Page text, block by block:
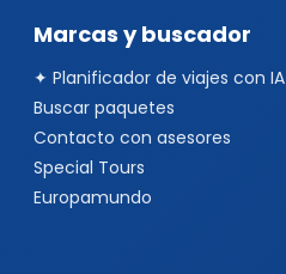
Marcas y buscador
✦ Planificador de viajes con IA
Buscar paquetes
Contacto con asesores
Special Tours
Europamundo